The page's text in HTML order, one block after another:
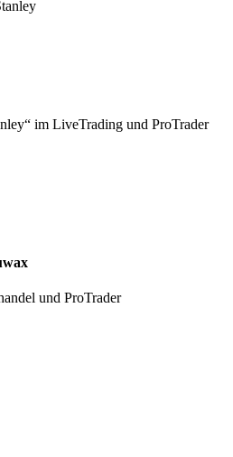
im LiveTrading und ProTrader
und ProTrader